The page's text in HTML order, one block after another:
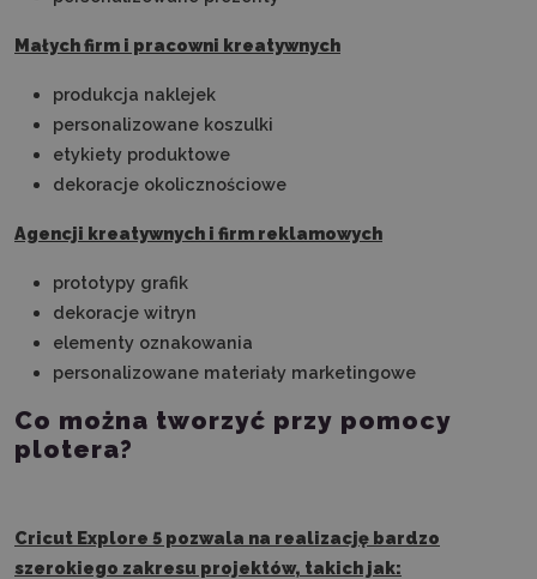
Małych firm i pracowni kreatywnych
produkcja naklejek
personalizowane koszulki
etykiety produktowe
dekoracje okolicznościowe
Agencji kreatywnych i firm reklamowych
prototypy grafik
dekoracje witryn
elementy oznakowania
personalizowane materiały marketingowe
Co można tworzyć przy pomocy
plotera?
Cricut Explore 5 pozwala na realizację bardzo
szerokiego zakresu projektów, takich jak: